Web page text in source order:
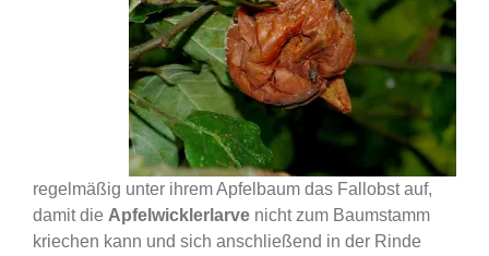
regelmäßig unter ihrem Apfelbaum das Fallobst auf,
damit die Apfelwicklerlarve nicht zum Baumstamm
kriechen kann und sich anschließend in der Rinde